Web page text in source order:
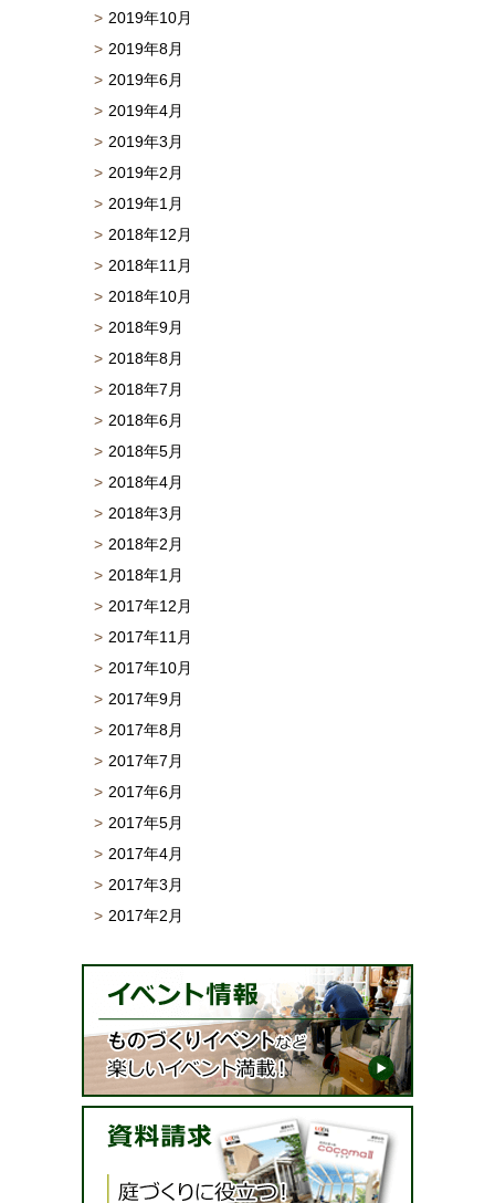
2019年10月
2019年8月
2019年6月
2019年4月
2019年3月
2019年2月
2019年1月
2018年12月
2018年11月
2018年10月
2018年9月
2018年8月
2018年7月
2018年6月
2018年5月
2018年4月
2018年3月
2018年2月
2018年1月
2017年12月
2017年11月
2017年10月
2017年9月
2017年8月
2017年7月
2017年6月
2017年5月
2017年4月
2017年3月
2017年2月